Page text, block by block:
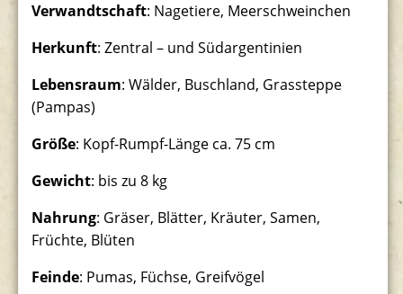
Südamerikaanlage
Verwandtschaft: Nagetiere, Meerschweinchen
Herkunft: Zentral – und Südargentinien
Lebensraum: Wälder, Buschland, Grassteppe
(Pampas)
Größe: Kopf-Rumpf-Länge ca. 75 cm
Gewicht: bis zu 8 kg
Nahrung: Gräser, Blätter, Kräuter, Samen,
Früchte, Blüten
Feinde: Pumas, Füchse, Greifvögel